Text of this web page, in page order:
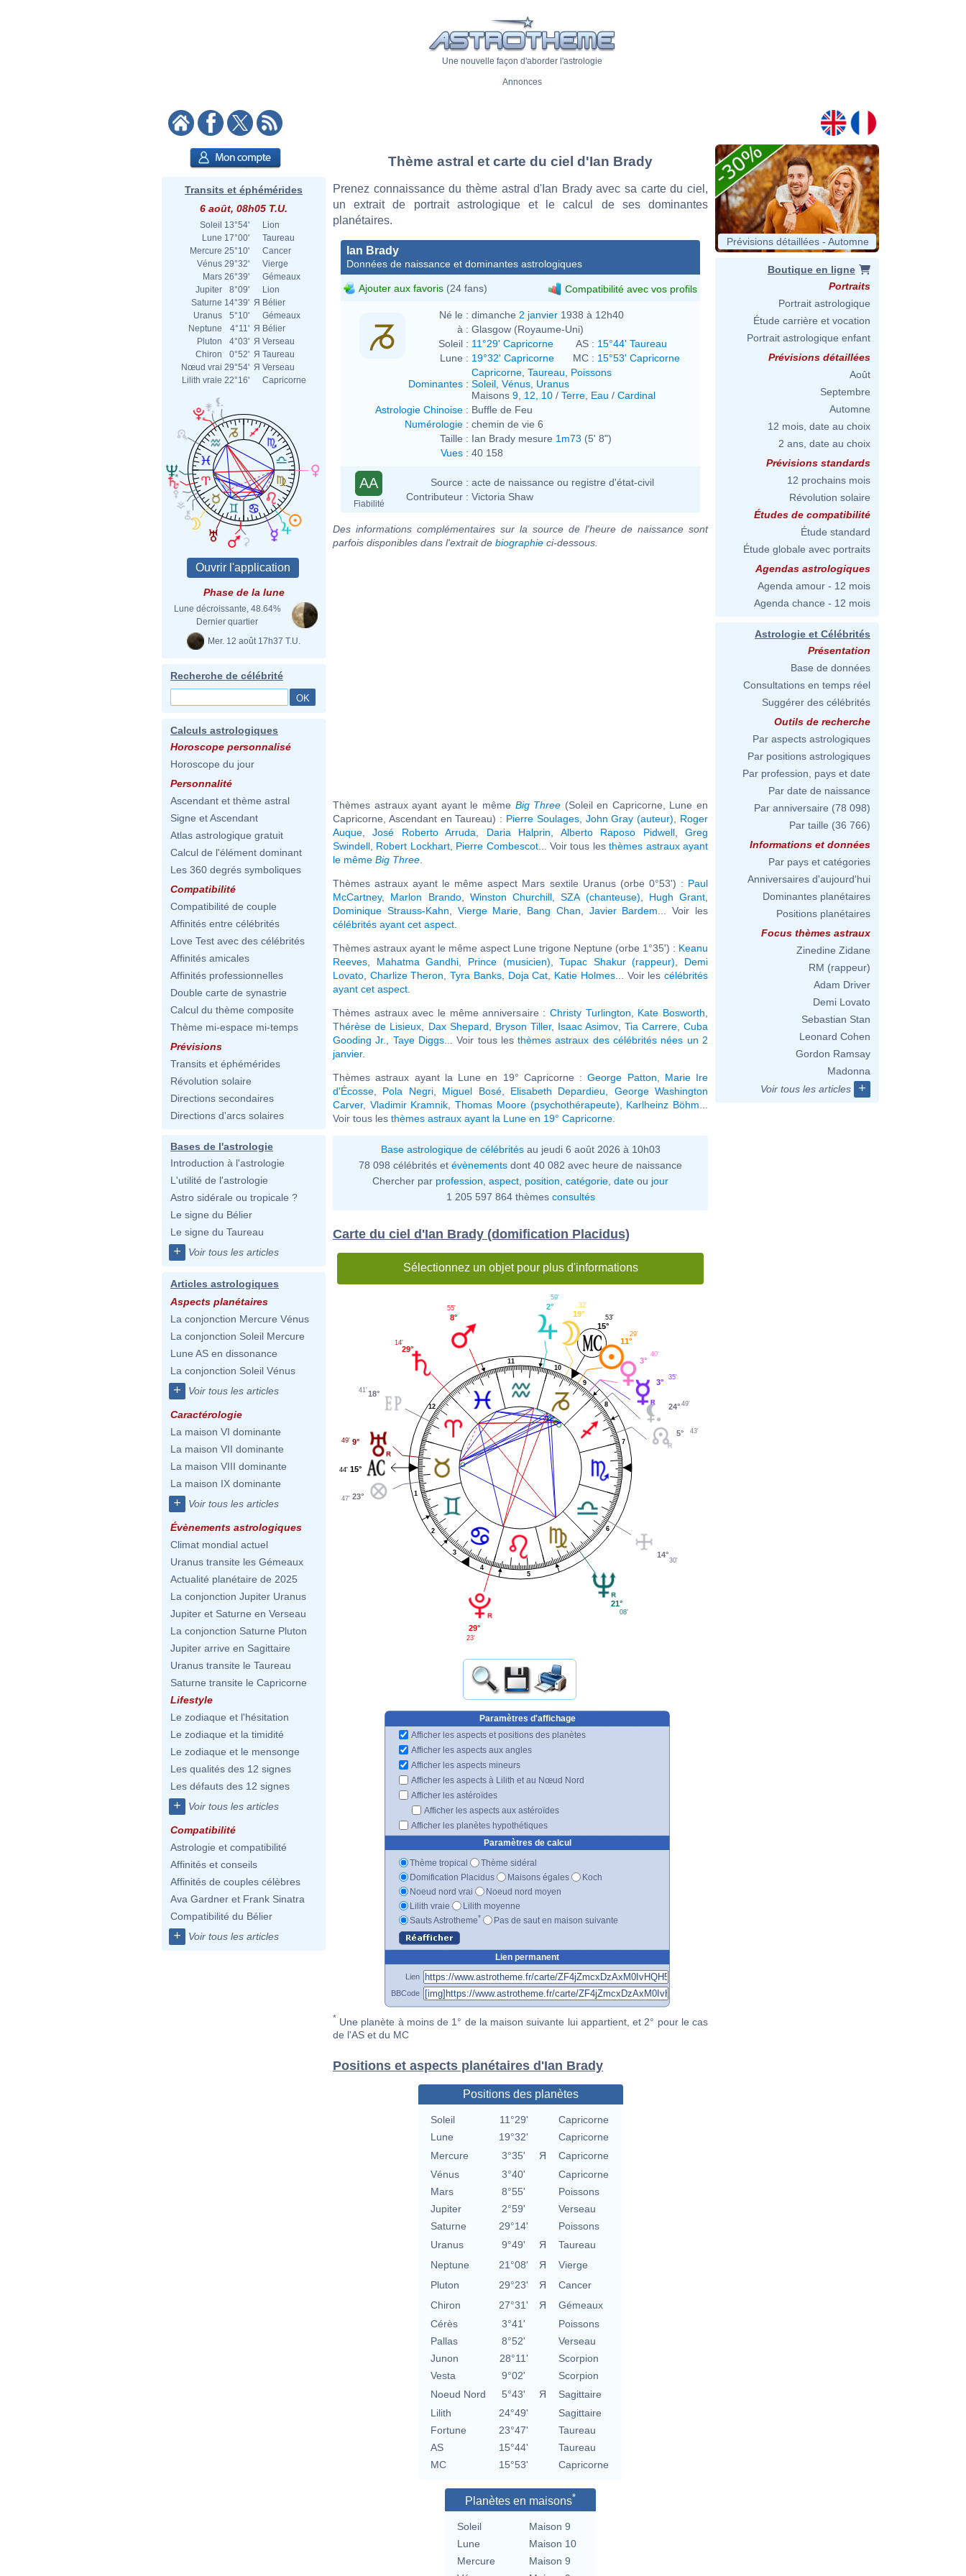
Une nouvelle façon d'aborder l'astrologie
Annonces
Transits et éphémérides
6 août, 08h05 T.U.
Soleil 13°54'
Lion
Lune 17°00'
Taureau
Mercure 25°10'
Cancer
Vénus 29°32'
Vierge
Mars 26°39'
Gémeaux
Jupiter
8°09'
Lion
Saturne 14°39' Я Bélier
Uranus
5°10'
Gémeaux
Neptune
4°11' Я Bélier
Pluton
4°03' Я Verseau
Chiron
0°52' Я Taureau
Nœud vrai 29°54' Я Verseau
Lilith vraie 22°16' Capricorne
Phase de la lune
Lune décroissante, 48.64%
Dernier quartier
Mer. 12 août 17h37 T.U.
Recherche de célébrité
Calculs astrologiques
Horoscope personnalisé
Horoscope du jour
Personnalité
Ascendant et thème astral
Signe et Ascendant
Atlas astrologique gratuit
Calcul de l'élément dominant
Les 360 degrés symboliques
Compatibilité
Compatibilité de couple
Affinités entre célébrités
Love Test avec des célébrités
Affinités amicales
Affinités professionnelles
Double carte de synastrie
Calcul du thème composite
Thème mi-espace mi-temps
Prévisions
Transits et éphémérides
Révolution solaire
Directions secondaires
Directions d'arcs solaires
Bases de l'astrologie
Introduction à l'astrologie
L'utilité de l'astrologie
Astro sidérale ou tropicale ?
Le signe du Bélier
Le signe du Taureau
+ Voir tous les articles
Articles astrologiques
Aspects planétaires
La conjonction Mercure Vénus
La conjonction Soleil Mercure
Lune AS en dissonance
La conjonction Soleil Vénus
+ Voir tous les articles
Caractérologie
La maison VI dominante
La maison VII dominante
La maison VIII dominante
La maison IX dominante
+ Voir tous les articles
Évènements astrologiques
Climat mondial actuel
Uranus transite les Gémeaux
Actualité planétaire de 2025
La conjonction Jupiter Uranus
Jupiter et Saturne en Verseau
La conjonction Saturne Pluton
Jupiter arrive en Sagittaire
Uranus transite le Taureau
Saturne transite le Capricorne
Lifestyle
Le zodiaque et l'hésitation
Le zodiaque et la timidité
Le zodiaque et le mensonge
Les qualités des 12 signes
Les défauts des 12 signes
+ Voir tous les articles
Compatibilité
Astrologie et compatibilité
Affinités et conseils
Affinités de couples célèbres
Ava Gardner et Frank Sinatra
Compatibilité du Bélier
+ Voir tous les articles
Thème astral et carte du ciel d'Ian Brady
Prenez connaissance du thème astral d'Ian Brady avec sa carte du ciel,
un extrait de portrait astrologique et le calcul de ses dominantes
planétaires.
Ian Brady
Données de naissance et dominantes astrologiques
Ajouter aux favoris (24 fans) Compatibilité avec vos profils
Né le : dimanche 2 janvier 1938 à 12h40
à : Glasgow (Royaume-Uni)
Soleil : 11°29' Capricorne AS : 15°44' Taureau
Lune : 19°32' Capricorne MC : 15°53' Capricorne
Dominantes :
Capricorne Taureau
Poissons
Soleil Vénus Uranus
Maisons 9 12 10 / Terre Eau / Cardinal
Astrologie Chinoise : Buffle de Feu
Numérologie : chemin de vie 6
Taille : Ian Brady mesure 1m73 (5' 8")
Vues : 40 158
AA
Fiabilité
Source : acte de naissance ou registre d'état-civil
Contributeur : Victoria Shaw
Des informations complémentaires sur la source de l'heure de naissance sont
parfois disponibles dans l'extrait de biographie ci-dessous.
Thèmes astraux ayant ayant le même Big Three (Soleil en Capricorne, Lune en
Capricorne, Ascendant en Taureau) : Pierre Soulages, John Gray (auteur)
Roger
Auque ,José Roberto Arruda Daria Halprin Alberto Raposo Pidwell,Greg
Swindell Robert Lockhart, Pierre Combescot... Voir tous lesthèmes astraux ayant
le même Big Three
Thèmes astraux ayant le même aspect Mars sextile Uranus (orbe 0°53') : Paul
McCartney, Marlon Brando, Winston Churchill ,SZA (chanteuse) Hugh Grant
Dominique Strauss-Kahn
Vierge Marie Bang Chan Javier Bardem ... Voir les
célébrités ayant cet aspect
Thèmes astraux ayant le même aspect Lune trigone Neptune (orbe 1°35') : Keanu
Reeves
Mahatma Gandhi Prince (musicien) ,Tupac Shakur (rappeur)
Demi
Lovato Charlize Theron ,Tyra Banks, Doja Cat Katie Holmes... Voir lescélébrités
ayant cet aspect
Thèmes astraux avec le même anniversaire : Christy Turlington Kate Bosworth
Thérèse de Lisieux
Dax Shepard Bryson Tiller, Isaac Asimov, Tia Carrere,Cuba
Gooding Jr.
Taye Diggs... Voir tous lesthèmes astraux des célébrités nées un 2
janvier.
Thèmes astraux ayant la Lune en 19° Capricorne :George Patton
Marie Ire
d'Écosse
Pola Negri, Miguel Bosé, Elisabeth Depardieu
George Washington
Carver, Vladimir Kramnik ,Thomas Moore (psychothérapeute) Karlheinz Böhm
Voir tous les thèmes astraux ayant la Lune en 19° Capricorne
Base astrologique de célébritésau jeudi 6 août 2026 à 10h03
78 098 célébrités et évènements dont 40 082 avec heure de naissance
Chercher par profession aspect position catégorie date ou jour
1 205 597 864 thèmes consultés
Carte du ciel d'Ian Brady (domification Placidus)
Sélectionnez un objet pour plus d'informations
1
2
3
4
5
6
7
8
9
10
11
12
5° 43'
24° 49'
3°
35'
3°
40'
11°
29'
15°
53'
19°
32'
2°
59'
8°
55'
29°
14'
18°
41'
9°
49'
15°
44'
23°
47'
29°
23'
21°
08'
14°
30'
Paramètres d'affichage
Afficher les aspects et positions des planètes
Afficher les aspects aux angles
Afficher les aspects mineurs
Afficher les aspects à Lilith et au Nœud Nord
Afficher les astéroïdes
Afficher les aspects aux astéroïdes
Afficher les planètes hypothétiques
Paramètres de calcul
Thème tropical
Thème sidéral
Domification Placidus
Maisons égales
Koch
Noeud nord vrai
Noeud nord moyen
Lilith vraie
Lilith moyenne
Sauts Astrotheme* Pas de saut en maison suivante
Lien permanent
Lien
BBCode
* Une planète à moins de 1° de la maison suivante lui appartient, et 2° pour le cas
de l'AS et du MC
Positions et aspects planétaires d'Ian Brady
Positions des planètes
Soleil 11°29'
Capricorne
Lune
19°32'
Capricorne
Mercure
3°35' Я
Capricorne
Vénus
3°40'
Capricorne
Mars
8°55'
Poissons
Jupiter
2°59'
Verseau
Saturne
29°14'
Poissons
Uranus
9°49' Я
Taureau
Neptune
21°08' Я
Vierge
Pluton
29°23' Я
Cancer
Chiron
27°31' Я
Gémeaux
Cérès
3°41'
Poissons
Pallas
8°52'
Verseau
Junon
28°11'
Scorpion
Vesta
9°02'
Scorpion
Noeud Nord
5°43' Я
Sagittaire
Lilith
24°49'
Sagittaire
Fortune
23°47'
Taureau
AS
15°44'
Taureau
MC
15°53' Capricorne
Planètes en maisons*
Soleil
Maison 9
Lune
Maison 10
Mercure
Maison 9
Prévisions détaillées - Automne
Boutique en ligne
Portraits
Portrait astrologique
Étude carrière et vocation
Portrait astrologique enfant
Prévisions détaillées
Août
Septembre
Automne
12 mois, date au choix
2 ans, date au choix
Prévisions standards
12 prochains mois
Révolution solaire
Études de compatibilité
Étude standard
Étude globale avec portraits
Agendas astrologiques
Agenda amour - 12 mois
Agenda chance - 12 mois
Astrologie et Célébrités
Présentation
Base de données
Consultations en temps réel
Suggérer des célébrités
Outils de recherche
Par aspects astrologiques
Par positions astrologiques
Par profession, pays et date
Par date de naissance
Par anniversaire (78 098)
Par taille (36 766)
Informations et données
Par pays et catégories
Anniversaires d'aujourd'hui
Dominantes planétaires
Positions planétaires
Focus thèmes astraux
Zinedine Zidane
RM (rappeur)
Adam Driver
Demi Lovato
Sebastian Stan
Leonard Cohen
Gordon Ramsay
Madonna
Voir tous les articles
+